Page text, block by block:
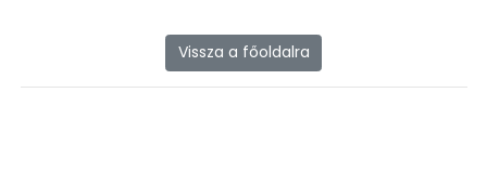
Vissza a főoldalra